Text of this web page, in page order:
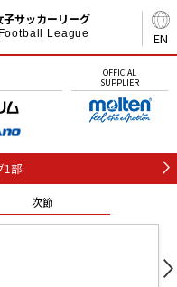
EN
サッカーリーグ
League
OFFICIAL
SUPPLIER
1部
次節